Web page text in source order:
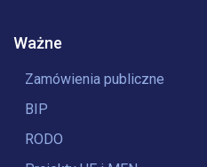
Ważne
Zamówienia publiczne
BIP
RODO